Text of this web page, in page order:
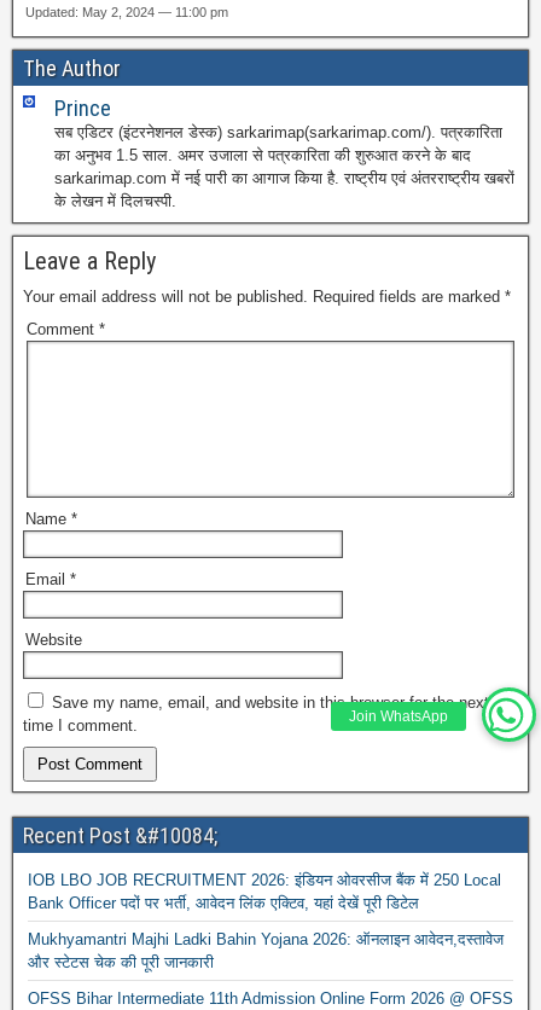
Join WhatsApp
Updated: May 2, 2024 — 11:00 pm
The Author
Prince
सब एडिटर (इंटरनेशनल डेस्क) sarkarimap(sarkarimap.com/). पत्रकारिता
का अनुभव 1.5 साल. अमर उजाला से पत्रकारिता की शुरुआत करने के बाद
sarkarimap.com में नई पारी का आगाज किया है. राष्ट्रीय एवं अंतरराष्ट्रीय खबरों
के लेखन में दिलचस्पी.
Leave a Reply
Your email address will not be published. Required fields are marked *
Comment *
Name *
Email *
Website
Save my name, email, and website in this browser for the next
time I comment.
Recent Post &#10084;
IOB LBO JOB RECRUITMENT 2026: इंडियन ओवरसीज बैंक में 250 Local
Bank Officer पदों पर भर्ती, आवेदन लिंक एक्टिव, यहां देखें पूरी डिटेल
Mukhyamantri Majhi Ladki Bahin Yojana 2026: ऑनलाइन आवेदन,दस्तावेज
और स्टेटस चेक की पूरी जानकारी
OFSS Bihar Intermediate 11th Admission Online Form 2026 @ OFSS